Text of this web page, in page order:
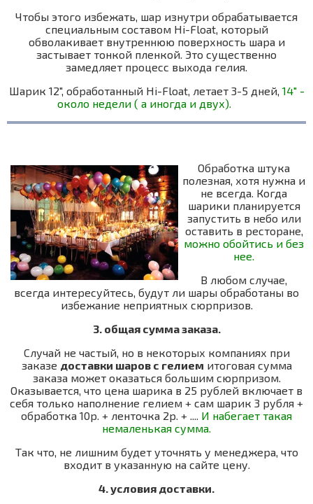
Чтобы этого избежать, шар изнутри обрабатывается
специальным составом Hi-Float, который
обволакивает внутреннюю поверхность шара и
застывает тонкой пленкой. Это существенно
замедляет процесс выхода гелия.
Шарик 12", обработанный Hi-Float, летает 3-5 дней, 14" -
около недели ( а иногда и двух).
Обработка штука
полезная, хотя нужна и
не всегда. Когда
шарики планируется
запустить в небо или
оставить в ресторане,
можно обойтись и без
нее.
В любом случае,
всегда интересуйтесь, будут ли шары обработаны во
избежание неприятных сюрпризов.
3. общая сумма заказа.
Случай не частый, но в некоторых компаниях при
заказе доставки шаров с гелием итоговая сумма
заказа может оказаться большим сюрпризом.
Оказывается, что цена шарика в 25 рублей включает в
себя только наполнение гелием + сам шарик 3 рубля +
обработка 10р. + ленточка 2р. + .... И набегает такая
немаленькая сумма.
Так что, не лишним будет уточнять у менеджера, что
входит в указанную на сайте цену.
4. условия доставки.